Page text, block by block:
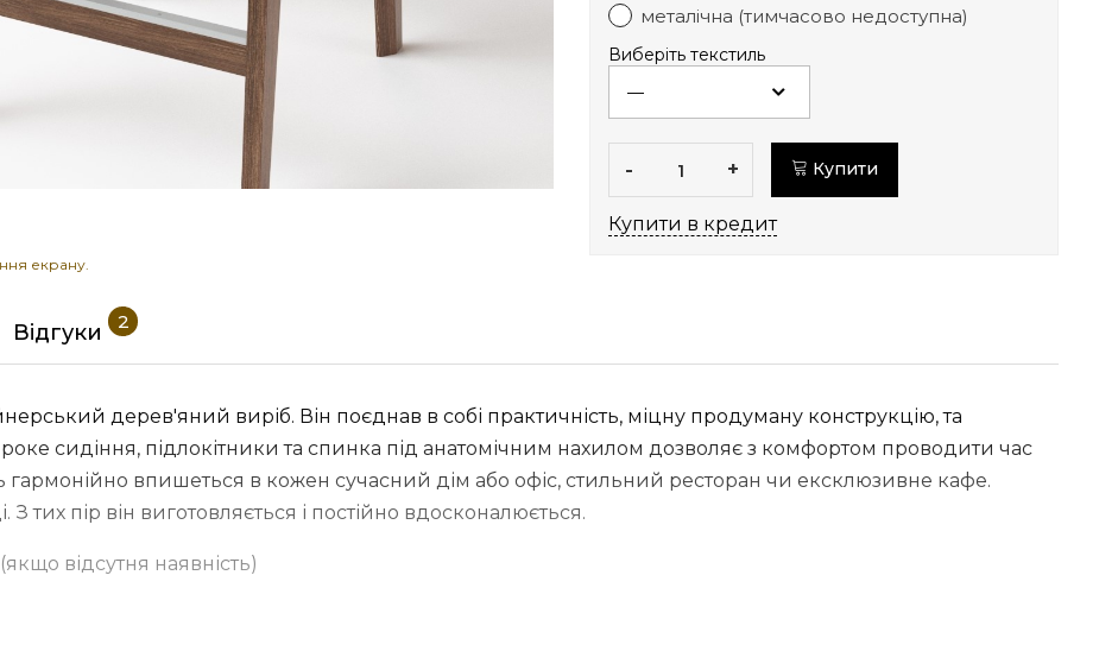
екрану.
металічна (тимчасово недоступна)
Виберіть текстиль
- + Купити
Купити в кредит
Відгуки 2
дерев'яний виріб. Він поєднав в собі практичність, міцну продуману конструкцію, та
сидіння, підлокітники та спинка під анатомічним нахилом дозволяє з комфортом проводити час
гармонійно впишеться в кожен сучасний дім або офіс, стильний ресторан чи ексклюзивне кафе.
тих пір він виготовляється і постійно вдосконалюється.
відсутня наявність)